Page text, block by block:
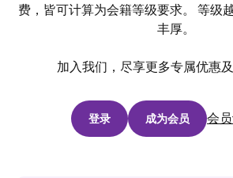
费，皆可计算为会籍等级要求。 等级
丰厚。
加入我们，尽享更多专属优惠
登录 成为会员 会